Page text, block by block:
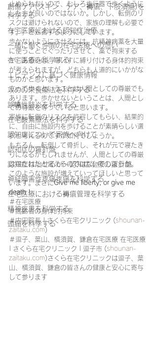
創傷ケア(スキン テア、褥瘡、下肢潰瘍)を
科学する
在宅医療における認知症治療
一緒に働く仲間の在宅医療への想い
在宅医療を科学する
エビデンスに基づく健康情報
攻めの栄養療法を科学する
誤嚥性肺炎を科学する
在宅酸素療法を科学する
認知症について家族へ向けて
認知症の羅針盤
認知症は治せるか～認知症治療の羅針盤
神経障害性疼痛疼痛を科学する
在宅医療における褥瘡管理を科学する
精神疾患を科学する
頭痛を科学する
止められないので、むしろ歩行器で歩くように
した方が良いのではないか。しかし、転倒のリ
スクは避けられないので、家族の理解も必要で
す。」と返答するようにしています。
歩かないようにさせるには、抗精神病薬を大量
に使うことでぐったりさせて、薬で拘束する
か、あるいは、車いすに縛り付ける身体的拘束
が考えられますが、どちらも人道的にいかがな
ものかと思います。
立って歩くということは人間としての尊厳でも
あります。歩かせないということは、人間とし
ての尊厳を奪っていると思います。
家族に転倒のリスクを許容してもらい、結果的
に、自由に施設内を歩けることが素晴らしい選
択と考えるのですが如何でしょうか。
もちろん、転倒して骨折し、それが元で寝たき
りになるかもしれませんが、人間としての尊厳
は保たれたと言えるのではないでしょうか。
このような施設が増えていってほしいと思って
います。まさにGive me liberty, or give me
death !
＃在宅医療
＃高齢者の身体的拘束
＃内田院長 | さくら在宅クリニック (shounan-
zaitaku.com)
＃逗子、葉山、横須賀、鎌倉在宅医療 在宅医療
| さくら在宅クリニック | 逗子市 (shounan-
zaitaku.com)さくら在宅クリニックは逗子、葉
山、横須賀、鎌倉の皆さんの健康と安心に寄与
して参ります